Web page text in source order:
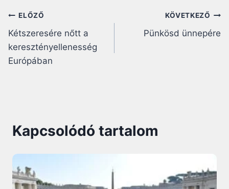
Bejegyzés
navigáció
ELŐZŐ
Kétszeresére nőtt a
keresztényellenesség
Európában
KÖVETKEZŐ
Pünkösd ünnepére
Kapcsolódó tartalom